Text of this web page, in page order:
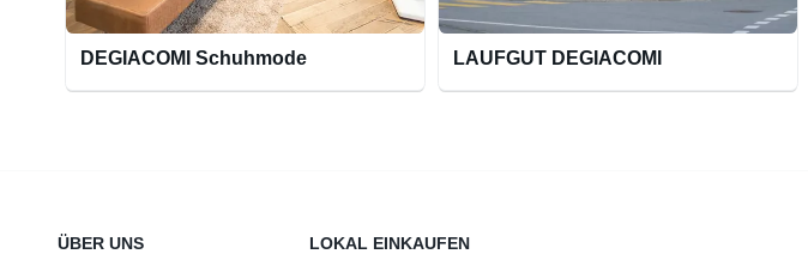
DEGIACOMI Schuhmode LAUFGUT DEGIACOMI
ÜBER UNS LOKAL EINKAUFEN